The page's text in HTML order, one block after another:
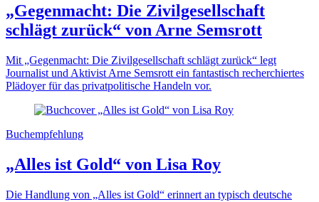
„Gegenmacht: Die Zivilgesellschaft
schlägt zurück“ von Arne Semsrott
Mit „Gegenmacht: Die Zivilgesellschaft schlägt zurück“ legt
Journalist und Aktivist Arne Semsrott ein fantastisch recherchiertes
Plädoyer für das privatpolitische Handeln vor.
Buchempfehlung
„Alles ist Gold“ von Lisa Roy
Die Handlung von „Alles ist Gold“ erinnert an typisch deutsche